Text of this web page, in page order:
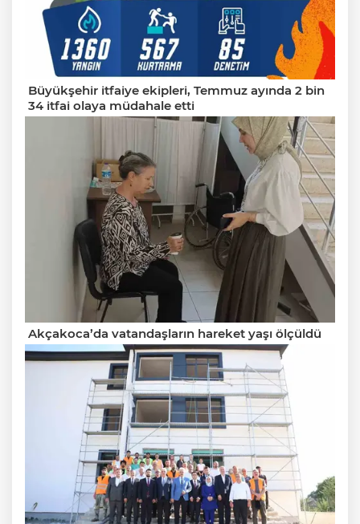
Büyükşehir itfaiye ekipleri, Temmuz ayında 2 bin
34 itfai olaya müdahale etti
Akçakoca’da vatandaşların hareket yaşı ölçüldü